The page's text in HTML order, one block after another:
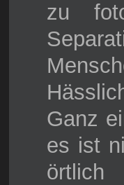
zu
Ganz
es ist